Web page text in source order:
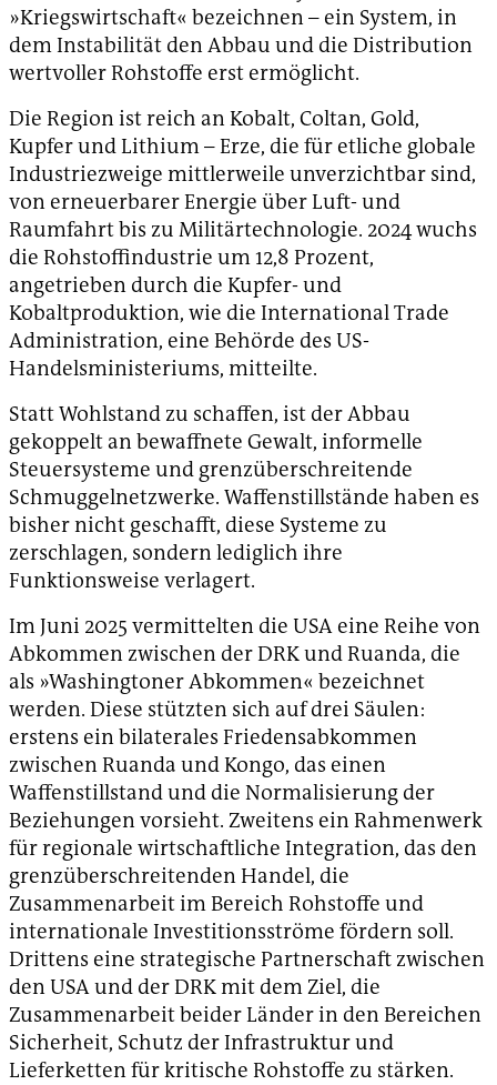
»Kriegswirtschaft« bezeichnen – ein System, in
dem Instabilität den Abbau und die Distribution
wertvoller Rohstoffe erst ermöglicht.
Die Region ist reich an Kobalt, Coltan, Gold,
Kupfer und Lithium – Erze, die für etliche globale
Industriezweige mittlerweile unverzichtbar sind,
von erneuerbarer Energie über Luft- und
Raumfahrt bis zu Militärtechnologie. 2024 wuchs
die Rohstoffindustrie um 12,8 Prozent,
angetrieben durch die Kupfer- und
Kobaltproduktion, wie die International Trade
Administration, eine Behörde des US-
Handelsministeriums, mitteilte.
Statt Wohlstand zu schaffen, ist der Abbau
gekoppelt an bewaffnete Gewalt, informelle
Steuersysteme und grenzüberschreitende
Schmuggelnetzwerke. Waffenstillstände haben es
bisher nicht geschafft, diese Systeme zu
zerschlagen, sondern lediglich ihre
Funktionsweise verlagert.
Im Juni 2025 vermittelten die USA eine Reihe von
Abkommen zwischen der DRK und Ruanda, die
als »Washingtoner Abkommen« bezeichnet
werden. Diese stützten sich auf drei Säulen:
erstens ein bilaterales Friedensabkommen
zwischen Ruanda und Kongo, das einen
Waffenstillstand und die Normalisierung der
Beziehungen vorsieht. Zweitens ein Rahmenwerk
für regionale wirtschaftliche Integration, das den
grenzüberschreitenden Handel, die
Zusammenarbeit im Bereich Rohstoffe und
internationale Investitionsströme fördern soll.
Drittens eine strategische Partnerschaft zwischen
den USA und der DRK mit dem Ziel, die
Zusammenarbeit beider Länder in den Bereichen
Sicherheit, Schutz der Infrastruktur und
Lieferketten für kritische Rohstoffe zu stärken.